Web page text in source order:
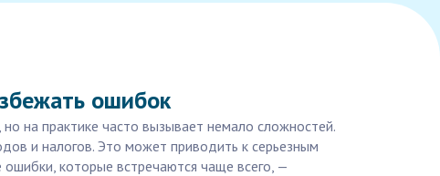
ошибок
на практике часто вызывает немало сложностей.
и налогов. Это может приводить к серьезным
которые встречаются чаще всего, —